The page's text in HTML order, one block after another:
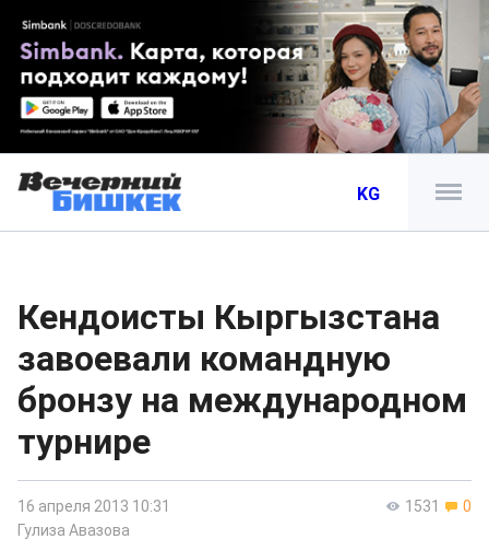
KG
Кендоисты Кыргызстана
завоевали командную
бронзу на международном
турнире
1531 0
16 апреля 2013 10:31
Гулиза Авазова